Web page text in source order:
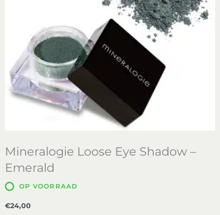
Mineralogie Loose Eye Shadow –
Emerald
OP VOORRAAD
€24,00